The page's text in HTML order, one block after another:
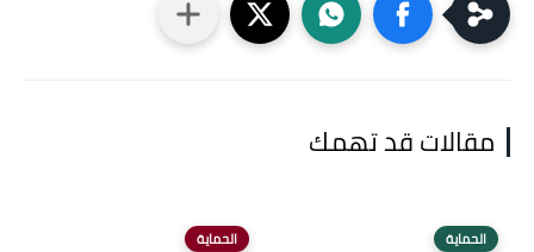
مقالات قد تهمك
الحماية الحماية